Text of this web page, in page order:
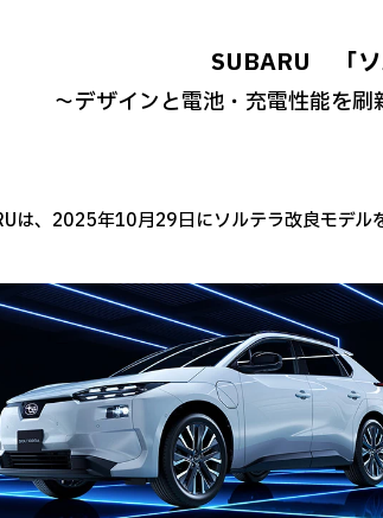
SUBARU 「ソ
～デザインと電池・充電性能を
は、2025年10月29日にソルテラ改良モデル